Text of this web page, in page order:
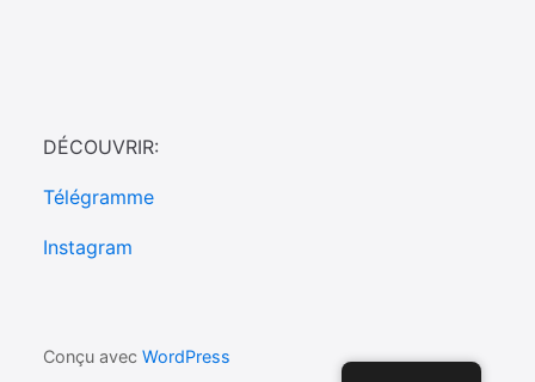
DÉCOUVRIR:
Télégramme
Instagram
Conçu avec WordPress